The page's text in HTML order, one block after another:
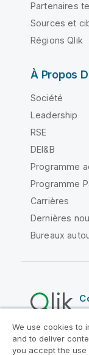
Partenaires
Sources et
Régions Qlik
À Propos
Société
Leadership
RSE
DEI&B
Programme
Programme
Carrières
Dernières
Bureaux
Contrats
Conditions
We use cookies to
and to deliver
you accept the